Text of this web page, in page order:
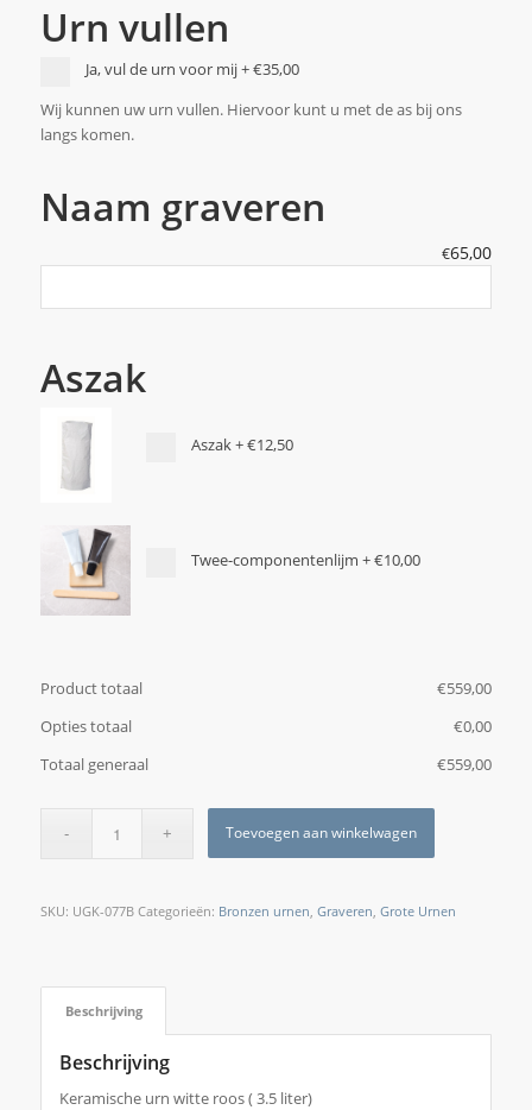
Urn vullen
Ja, vul de urn voor mij+€35,00
Wij kunnen uw urn vullen. Hiervoor kunt u met de as bij ons
langs komen.
Naam graveren
€65,00
Aszak
Aszak+€12,50
Twee-componentenlijm +€10,00
Product totaal €‎559,00
Opties totaal
€‎0,00
Totaal generaal
€‎559,00
Toevoegen aan winkelwagen
SKU: UGK-077B Categorieën: Bronzen urnen Graveren Grote Urnen
Beschrijving
Beschrijving
Keramische urn witte roos ( 3.5 liter)